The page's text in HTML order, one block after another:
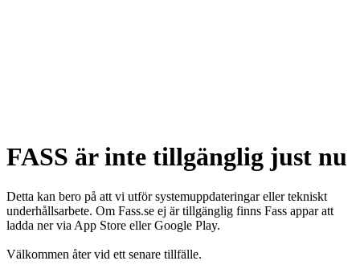
FASS är inte tillgänglig just nu
Detta kan bero på att vi utför systemuppdateringar eller tekniskt
underhållsarbete. Om Fass.se ej är tillgänglig finns Fass appar att
ladda ner via App Store eller Google Play.
Välkommen åter vid ett senare tillfälle.